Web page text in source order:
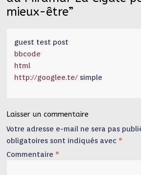
mieux-être”
guest test post
bbcode
html
http://googlee.te/ simple
Laisser un commentaire
Votre adresse e-mail ne sera pas
obligatoires sont indiqués avec *
Commentaire *